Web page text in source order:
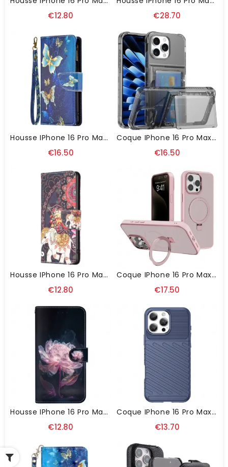
€12.80 €28.70
Housse IPhone 16 Pro Max Portefeuille Papillons Dorés
€16.50
Coque IPhone 16 Pro Max Transparente Porte-Cartes Et Support
€16.50
Housse IPhone 16 Pro Max Éléphant Tribal
€12.80
Coque IPhone 16 Pro Max Finition Mate Support Magnétique
€17.50
Housse IPhone 16 Pro Max Pivoine Pourpre À Lanière
€12.80
Coque IPhone 16 Pro Max Thunder Series
€13.70